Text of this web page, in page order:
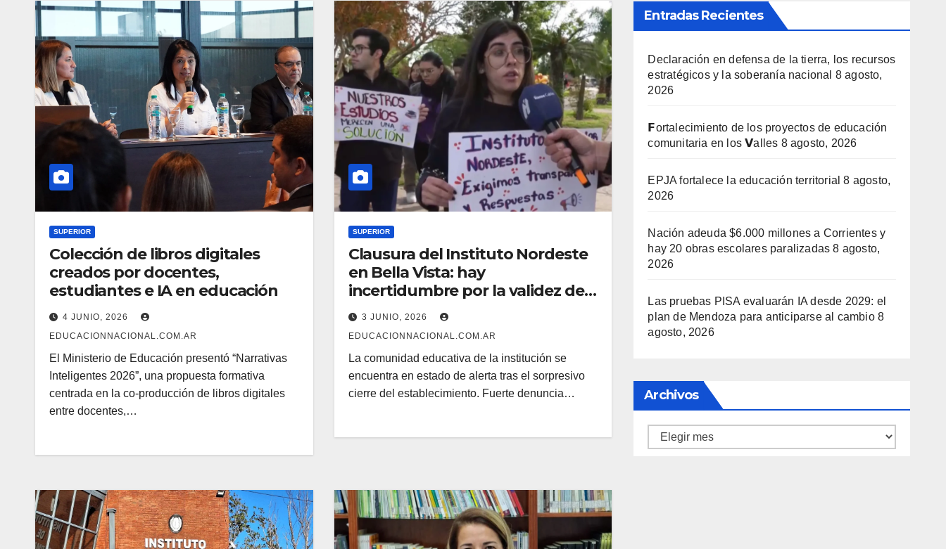
SUPERIOR
Colección de libros digitales
creados por docentes,
estudiantes e IA en educación
4 JUNIO, 2026
EDUCACIONNACIONAL.COM.AR
El Ministerio de Educación presentó “Narrativas
Inteligentes 2026”, una propuesta formativa
centrada en la co-producción de libros digitales
entre docentes,…
SUPERIOR
Clausura del Instituto Nordeste
en Bella Vista: hay
incertidumbre por la validez de
los títulos
3 JUNIO, 2026
EDUCACIONNACIONAL.COM.AR
La comunidad educativa de la institución se
encuentra en estado de alerta tras el sorpresivo
cierre del establecimiento. Fuerte denuncia…
Entradas Recientes
Declaración en defensa de la tierra, los recursos
estratégicos y la soberanía nacional 8 agosto,
2026
𝗙ortalecimiento de los proyectos de educación
comunitaria en los 𝗩alles 8 agosto, 2026
EPJA fortalece la educación territorial 8 agosto,
2026
Nación adeuda $6.000 millones a Corrientes y
hay 20 obras escolares paralizadas 8 agosto,
2026
Las pruebas PISA evaluarán IA desde 2029: el
plan de Mendoza para anticiparse al cambio 8
agosto, 2026
Archivos
Archivos